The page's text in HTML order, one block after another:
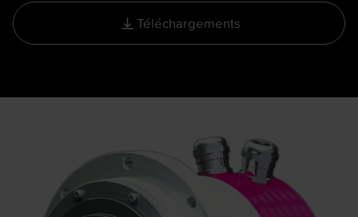
Téléchargements